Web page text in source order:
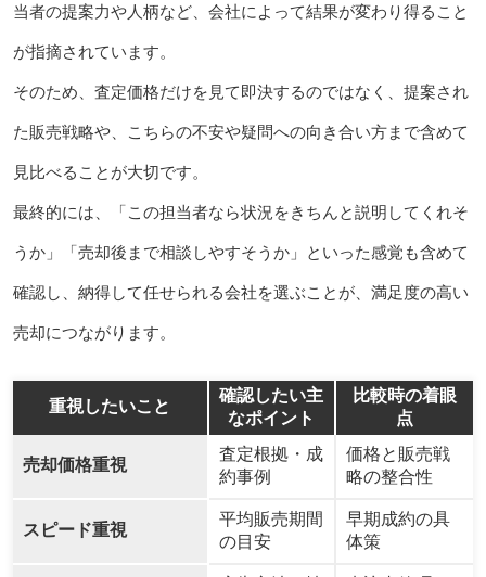
当者の提案力や人柄など、会社によって結果が変わり得ること
が指摘されています。
そのため、査定価格だけを見て即決するのではなく、提案され
た販売戦略や、こちらの不安や疑問への向き合い方まで含めて
見比べることが大切です。
最終的には、「この担当者なら状況をきちんと説明してくれそ
うか」「売却後まで相談しやすそうか」といった感覚も含めて
確認し、納得して任せられる会社を選ぶことが、満足度の高い
売却につながります。
重視したいこと
確認したい主
なポイント
比較時の着眼
点
売却価格重視
査定根拠・成
約事例
価格と販売戦
略の整合性
スピード重視
平均販売期間
の目安
早期成約の具
体策